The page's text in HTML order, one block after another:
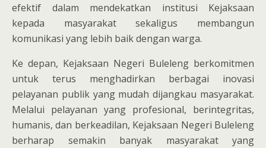
efektif dalam mendekatkan institusi Kejaksaan
kepada masyarakat sekaligus membangun
komunikasi yang lebih baik dengan warga.
Ke depan, Kejaksaan Negeri Buleleng berkomitmen
untuk terus menghadirkan berbagai inovasi
pelayanan publik yang mudah dijangkau masyarakat.
Melalui pelayanan yang profesional, berintegritas,
humanis, dan berkeadilan, Kejaksaan Negeri Buleleng
berharap semakin banyak masyarakat yang